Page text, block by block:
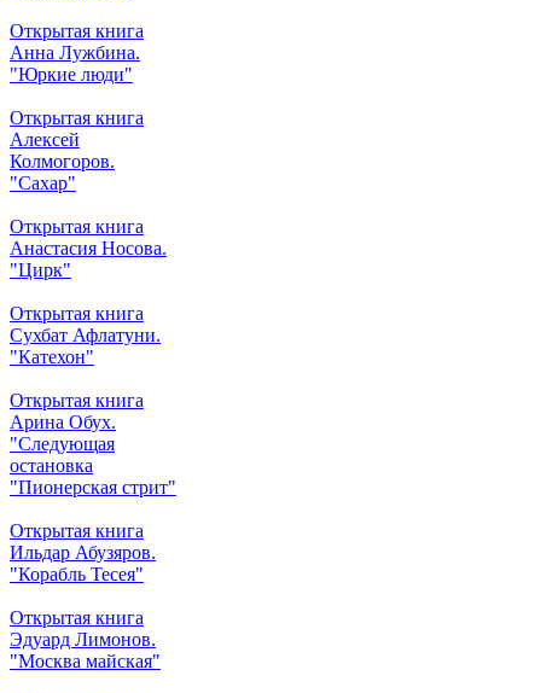
Открытая книга
Анна Лужбина.
"Юркие люди"
Открытая книга
Алексей
Колмогоров.
"Сахар"
Открытая книга
Анастасия Носова.
"Цирк"
Открытая книга
Сухбат Афлатуни.
"Катехон"
Открытая книга
Арина Обух.
"Следующая
остановка
"Пионерская стрит"
Открытая книга
Ильдар Абузяров.
"Корабль Тесея"
Открытая книга
Эдуард Лимонов.
"Москва майская"